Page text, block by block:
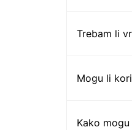
Trebam li
Mogu li
Kako